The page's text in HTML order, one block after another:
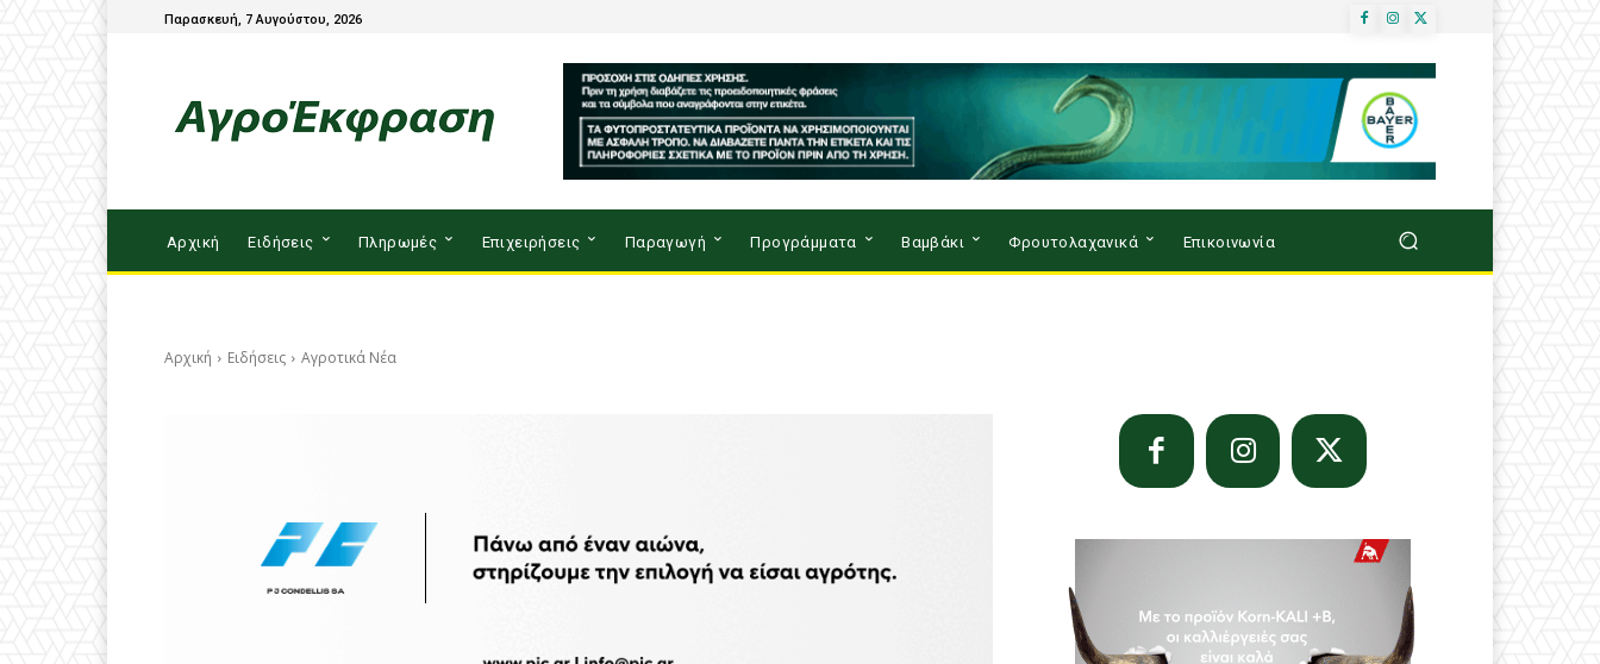
Παρασκευή, 7 Αυγούστου, 2026
Αρχική Ειδήσεις Πληρωμές Επιχειρήσεις Παραγωγή Προγράμματα Βαμβάκι Φρουτολαχανικά Επικοινωνία
Αρχική Ειδήσεις Αγροτικά Νέα